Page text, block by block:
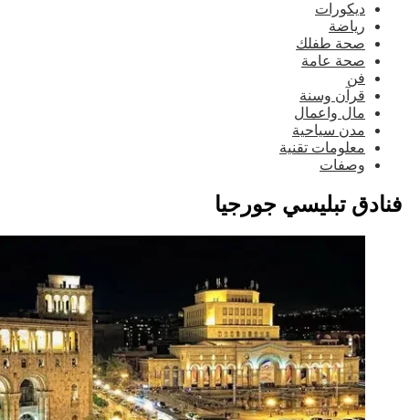
ديكورات
رياضة
صحة طفلك
صحة عامة
فن
قرآن وسنة
مال واعمال
مدن سياحية
معلومات تقنية
وصفات
تبليسي جورجيا